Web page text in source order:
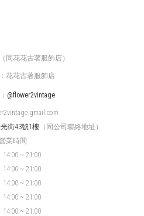
同花花古著服飾店）
花花古著服飾店
@flower2vintage
街43號1樓 （同公司聯絡地址）
業時間
14:00 ~ 21:00
~ 21:00
~ 21:00
~ 21:00
~ 21:00